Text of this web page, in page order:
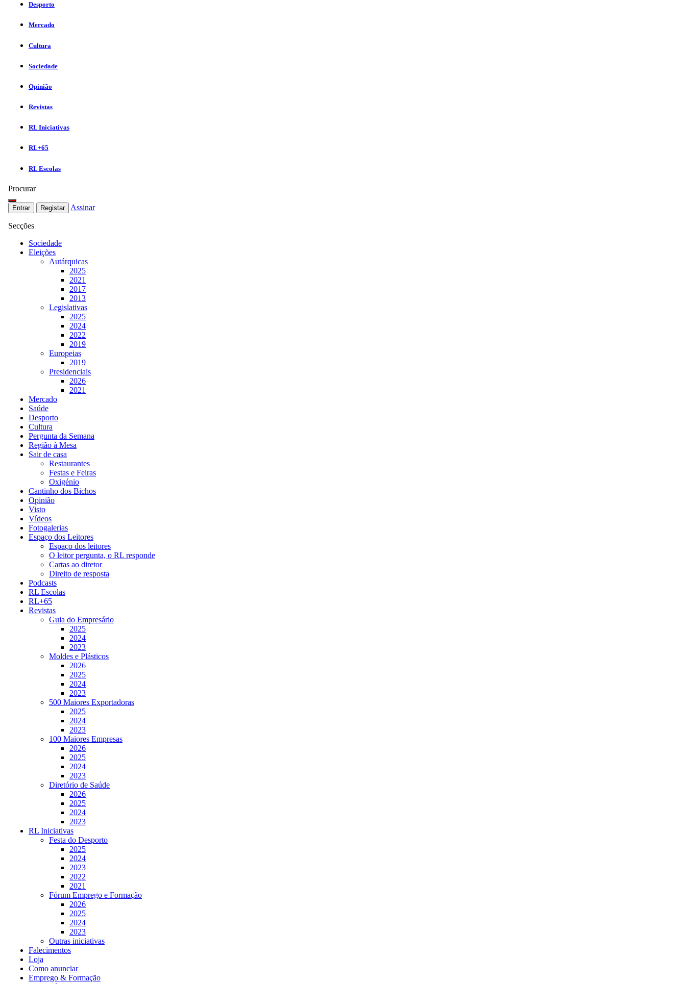
Desporto
Mercado
Cultura
Sociedade
Opinião
Revistas
RL Iniciativas
RL+65
RL Escolas
Procurar
Entrar Registar Assinar
Secções
Sociedade
Eleições
Autárquicas
2025
2021
2017
2013
Legislativas
2025
2024
2022
2019
Europeias
2019
Presidenciais
2026
2021
Mercado
Saúde
Desporto
Cultura
Pergunta da Semana
Região à Mesa
Sair de casa
Restaurantes
Festas e Feiras
Oxigénio
Cantinho dos Bichos
Opinião
Visto
Vídeos
Fotogalerias
Espaço dos Leitores
Espaço dos leitores
O leitor pergunta, o RL responde
Cartas ao diretor
Direito de resposta
Podcasts
RL Escolas
RL+65
Revistas
Guia do Empresário
2025
2024
2023
Moldes e Plásticos
2026
2025
2024
2023
500 Maiores Exportadoras
2025
2024
2023
100 Maiores Empresas
2026
2025
2024
2023
Diretório de Saúde
2026
2025
2024
2023
RL Iniciativas
Festa do Desporto
2025
2024
2023
2022
2021
Fórum Emprego e Formação
2026
2025
2024
2023
Outras iniciativas
Falecimentos
Loja
Como anunciar
Emprego & Formação